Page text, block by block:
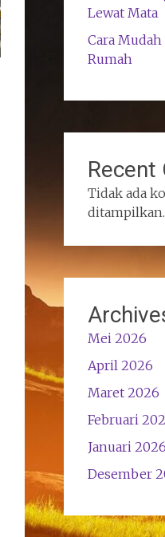
Lewat Mata
Cara Mudah
Rumah
Recent
Tidak ada
ditampilkan.
Mei 2026
April 2026
Maret 2026
Februari
Januari 2026
Desember